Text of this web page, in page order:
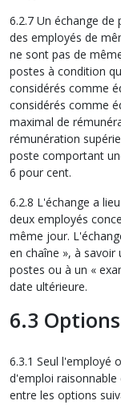
6.2.7 Un échange
des employés de
ne sont pas de
postes à condition
considérés comme
considérés comme
maximal de
rémunération
poste comportant
6 pour cent.
6.2.8 L'échange a
deux employés
même jour.
en chaîne », à savoir
postes ou à un «
date ultérieure.
6.3 Options
6.3.1 Seul l'employé
d'emploi
entre les options